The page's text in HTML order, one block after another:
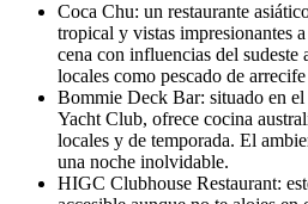
Coca Chu: un restaurante
tropical y vistas impresionantes
cena con influencias del sudeste
locales como pescado de
Bommie Deck Bar: situado en
Yacht Club, ofrece cocina
locales y de temporada. El
una noche inolvidable.
HIGC Clubhouse Restaurant: